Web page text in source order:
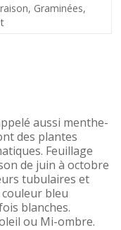
, Graminées,
aussi menthe-
des plantes
Feuillage
de juin à octobre
tubulaires et
bleu
blanches.
ou Mi-ombre.